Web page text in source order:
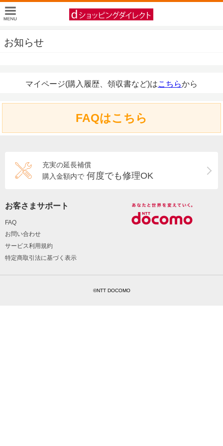
お知らせ
マイページ(購入履歴、領収書など)はこちらから
FAQはこちら
充実の延長補償
購入金額内で 何度でも修理OK
お客さまサポート
FAQ
お問い合わせ
サービス利用規約
特定商取引法に基づく表示
©NTT DOCOMO